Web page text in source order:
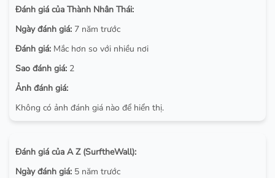
Đánh giá của Thành Nhân Thái:
Ngày đánh giá: 7 năm trước
Đánh giá: Mắc hơn so với nhiều nơi
Sao đánh giá: 2
Ảnh đánh giá:
Không có ảnh đánh giá nào để hiển thị.
Đánh giá của A Z (SurftheWall):
Ngày đánh giá: 5 năm trước